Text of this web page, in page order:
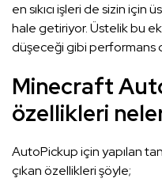
en sıkıcı işleri de sizin
hale getiriyor. Üstelik bu
düşeceği gibi performans
Minecraft
özellikleri
AutoPickup için yapılan
çıkan özellikleri şöyle;